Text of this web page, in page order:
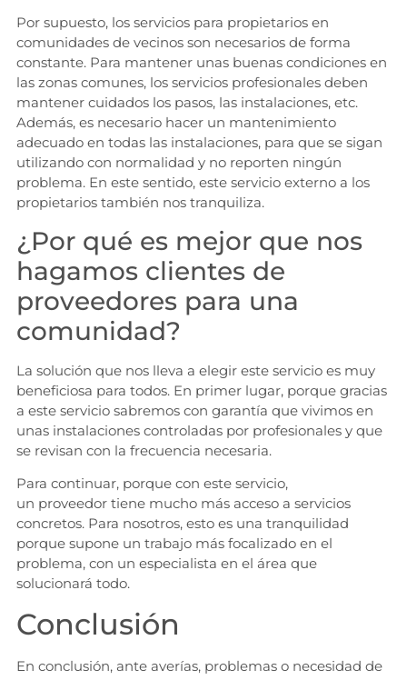
Por supuesto, los servicios para propietarios en
comunidades de vecinos son necesarios de forma
constante. Para mantener unas buenas condiciones en
las zonas comunes, los servicios profesionales deben
mantener cuidados los pasos, las instalaciones, etc.
Además, es necesario hacer un mantenimiento
adecuado en todas las instalaciones, para que se sigan
utilizando con normalidad y no reporten ningún
problema. En este sentido, este servicio externo a los
propietarios también nos tranquiliza.
¿Por qué es mejor que nos
hagamos clientes de
proveedores para una
comunidad?
La solución que nos lleva a elegir este servicio es muy
beneficiosa para todos. En primer lugar, porque gracias
a este servicio sabremos con garantía que vivimos en
unas instalaciones controladas por profesionales y que
se revisan con la frecuencia necesaria.
Para continuar, porque con este servicio,
un proveedor tiene mucho más acceso a servicios
concretos. Para nosotros, esto es una tranquilidad
porque supone un trabajo más focalizado en el
problema, con un especialista en el área que
solucionará todo.
Conclusión
En conclusión, ante averías, problemas o necesidad de